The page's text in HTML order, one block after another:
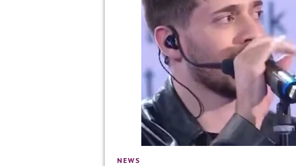
NEWS